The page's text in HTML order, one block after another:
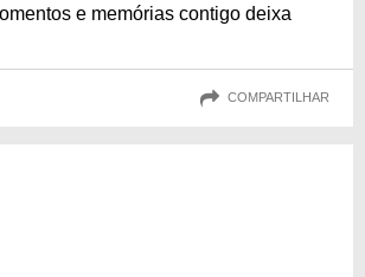
e memórias contigo deixa
COMPARTILHAR